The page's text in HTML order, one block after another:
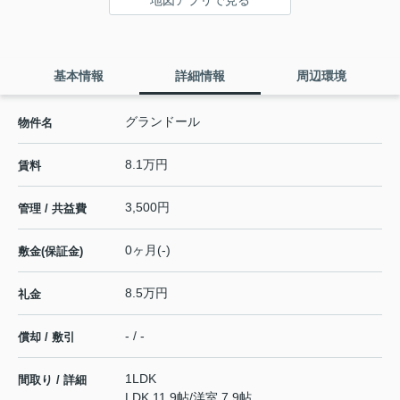
基本情報 詳細情報 周辺環境
物件名 グランドール
賃料 8.1万円
管理 / 共益費 3,500円
敷金(保証金) 0ヶ月(-)
礼金 8.5万円
償却 / 敷引 - / -
間取り / 詳細
1LDK
LDK 11.9帖/洋室 7.9帖